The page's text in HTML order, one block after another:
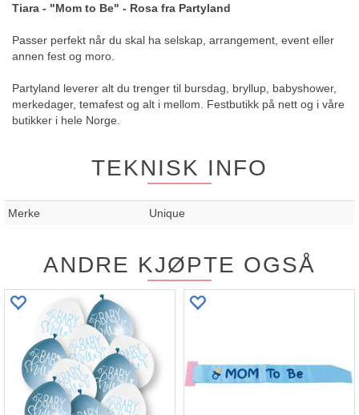
Tiara - "Mom to Be" - Rosa fra Partyland
Passer perfekt når du skal ha selskap, arrangement, event eller
annen fest og moro.
Partyland leverer alt du trenger til bursdag, bryllup, babyshower,
merkedager, temafest og alt i mellom. Festbutikk på nett og i våre
butikker i hele Norge.
TEKNISK INFO
Merke Unique
ANDRE KJØPTE OGSÅ